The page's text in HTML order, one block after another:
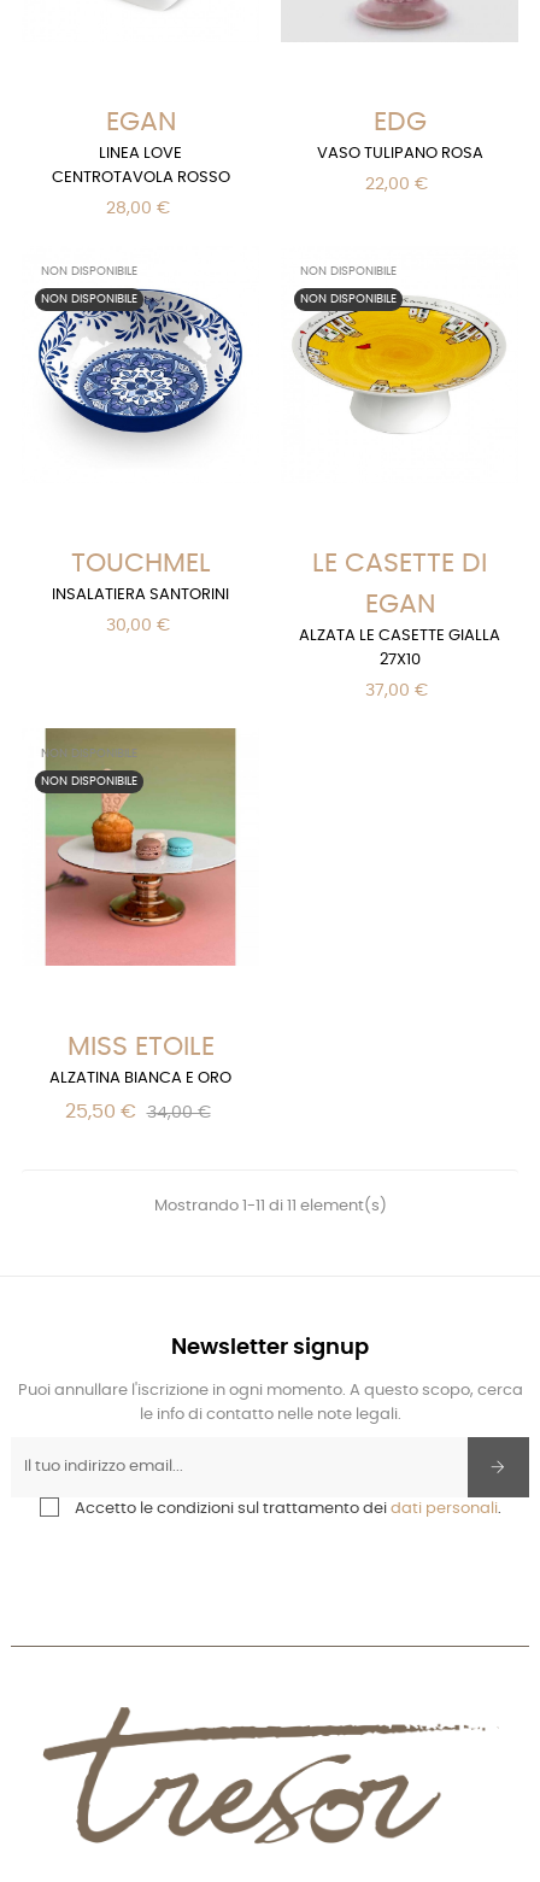
EGAN
LINEA LOVE
CENTROTAVOLA ROSSO
28,00 €
EDG
VASO TULIPANO ROSA
22,00 €
NON DISPONIBILE
NON DISPONIBILE
TOUCHMEL
INSALATIERA SANTORINI
30,00 €
NON DISPONIBILE
NON DISPONIBILE
LE CASETTE DI
EGAN
ALZATA LE CASETTE GIALLA
27X10
37,00 €
NON DISPONIBILE
NON DISPONIBILE
MISS ETOILE
ALZATINA BIANCA E ORO
25,50 € 34,00 €
Mostrando 1-11 di 11 element(s)
Newsletter signup
Puoi annullare l'iscrizione in ogni momento. A questo scopo, cerca
le info di contatto nelle note legali.
Accetto le condizioni sul trattamento dei dati personali.